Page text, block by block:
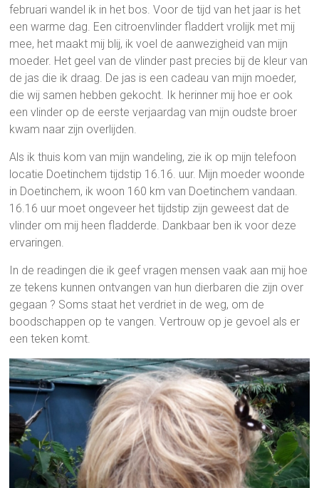
februari wandel ik in het bos. Voor de tijd van het jaar is het
een warme dag. Een citroenvlinder fladdert vrolijk met mij
mee, het maakt mij blij, ik voel de aanwezigheid van mijn
moeder. Het geel van de vlinder past precies bij de kleur van
de jas die ik draag. De jas is een cadeau van mijn moeder,
die wij samen hebben gekocht. Ik herinner mij hoe er ook
een vlinder op de eerste verjaardag van mijn oudste broer
kwam naar zijn overlijden.
Als ik thuis kom van mijn wandeling, zie ik op mijn telefoon
locatie Doetinchem tijdstip 16.16. uur. Mijn moeder woonde
in Doetinchem, ik woon 160 km van Doetinchem vandaan.
16.16 uur moet ongeveer het tijdstip zijn geweest dat de
vlinder om mij heen fladderde. Dankbaar ben ik voor deze
ervaringen.
In de readingen die ik geef vragen mensen vaak aan mij hoe
ze tekens kunnen ontvangen van hun dierbaren die zijn over
gegaan ? Soms staat het verdriet in de weg, om de
boodschappen op te vangen. Vertrouw op je gevoel als er
een teken komt.